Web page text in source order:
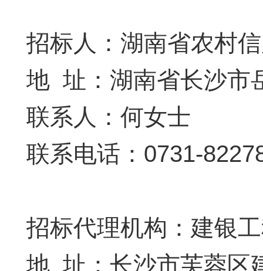
招标人：湖南省农村
地 址：湖南省长沙市
联系人：何女士
联系电话：0731-
招标代理机构：建银
地 址：长沙市芙蓉区